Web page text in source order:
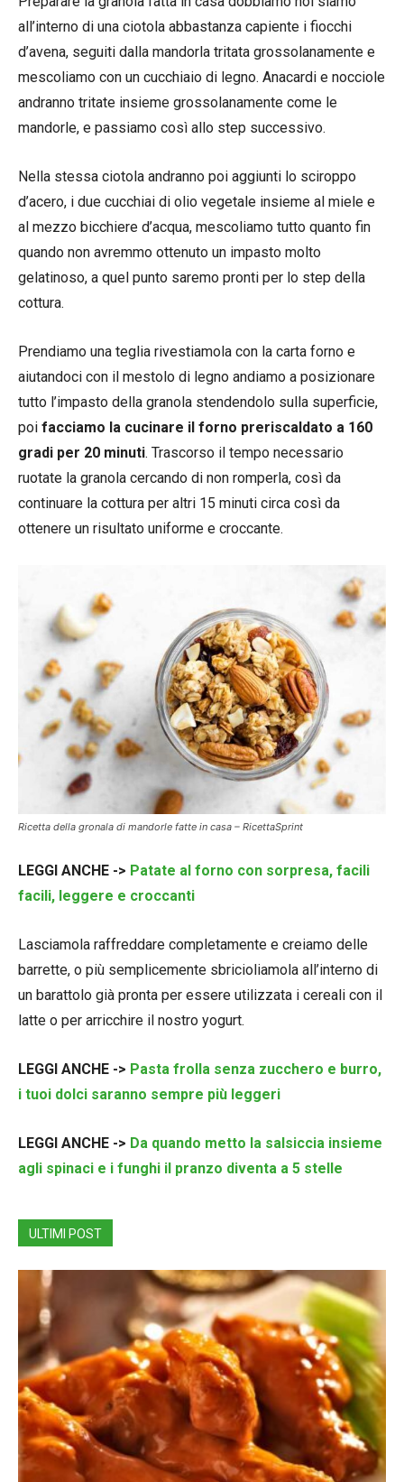
all’interno di una ciotola abbastanza capiente i fiocchi
d’avena, seguiti dalla mandorla tritata grossolanamente e
mescoliamo con un cucchiaio di legno. Anacardi e nocciole
andranno tritate insieme grossolanamente come le
mandorle, e passiamo così allo step successivo.
Nella stessa ciotola andranno poi aggiunti lo sciroppo
d’acero, i due cucchiai di olio vegetale insieme al miele e
al mezzo bicchiere d’acqua, mescoliamo tutto quanto fin
quando non avremmo ottenuto un impasto molto
gelatinoso, a quel punto saremo pronti per lo step della
cottura.
Prendiamo una teglia rivestiamola con la carta forno e
aiutandoci con il mestolo di legno andiamo a posizionare
tutto l’impasto della granola stendendolo sulla superficie,
poi facciamo la cucinare il forno preriscaldato a 160
gradi per 20 minuti. Trascorso il tempo necessario
ruotate la granola cercando di non romperla, così da
continuare la cottura per altri 15 minuti circa così da
ottenere un risultato uniforme e croccante.
Ricetta della gronala di mandorle fatte in casa – RicettaSprint
LEGGI ANCHE -> Patate al forno con sorpresa, facili
facili, leggere e croccanti
Lasciamola raffreddare completamente e creiamo delle
barrette, o più semplicemente sbricioliamola all’interno di
un barattolo già pronta per essere utilizzata i cereali con il
latte o per arricchire il nostro yogurt.
LEGGI ANCHE -> Pasta frolla senza zucchero e burro,
i tuoi dolci saranno sempre più leggeri
LEGGI ANCHE -> Da quando metto la salsiccia insieme
agli spinaci e i funghi il pranzo diventa a 5 stelle
ULTIMI POST